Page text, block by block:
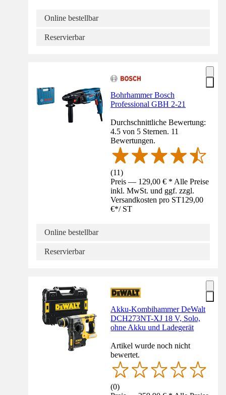
Online bestellbar
Reservierbar
Bohrhammer Bosch
Professional GBH 2-21
Durchschnittliche Bewertung:
4.5 von 5 Sternen. 11
Bewertungen.
(11)
Preis — 129,00 € * Alle Preise
inkl. MwSt. und ggf. zzgl.
Versandkosten pro ST129,00
€*/ ST
Online bestellbar
Reservierbar
Akku-Kombihammer DeWalt
DCH273NT-XJ 18 V, Solo,
ohne Akku und Ladegerät
Artikel wurde noch nicht
bewertet.
(0)